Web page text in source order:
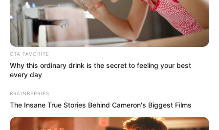
CTA FAVORITE
Why this ordinary drink is the secret to feeling your best
every day
BRAINBERRIES
The Insane True Stories Behind Cameron's Biggest Films